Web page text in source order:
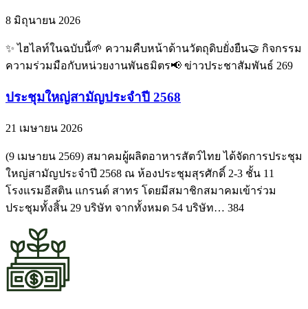
8 มิถุนายน 2026
✨ ไฮไลท์ในฉบับนี้🌱 ความคืบหน้าด้านวัตถุดิบยั่งยืน🤝 กิจกรรม
ความร่วมมือกับหน่วยงานพันธมิตร📢 ข่าวประชาสัมพันธ์ 269
ประชุมใหญ่สามัญประจำปี 2568
21 เมษายน 2026
(9 เมษายน 2569) สมาคมผู้ผลิตอาหารสัตว์ไทย ได้จัดการประชุม
ใหญ่สามัญประจำปี 2568 ณ ห้องประชุมสุรศักดิ์ 2-3 ชั้น 11
โรงแรมอีสติน แกรนด์ สาทร โดยมีสมาชิกสมาคมเข้าร่วม
ประชุมทั้งสิ้น 29 บริษัท จากทั้งหมด 54 บริษัท… 384